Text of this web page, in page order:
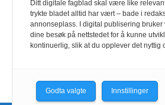
Ditt digitale fagblad skal være like
trykte bladet alltid har vært – bade i
annonseplass. I digital publisering bruker
dine besøk på nettstedet for å kunne
kontinuerlig, slik at du opplever det nyttig
Godta valgte Innstillinger